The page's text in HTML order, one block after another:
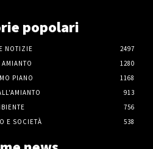
popolari
NOTIZIE
2497
AMIANTO
1280
PIANO
1168
913
756
E SOCIETÀ
538